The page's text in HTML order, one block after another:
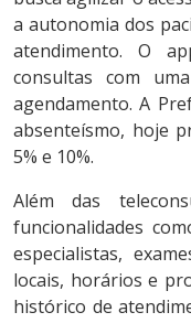
a autonomia dos
atendimento. O
consultas com
agendamento. A
absenteísmo, hoje
5% e 10%.
Além das
funcionalidades
especialistas,
locais, horários e
histórico de